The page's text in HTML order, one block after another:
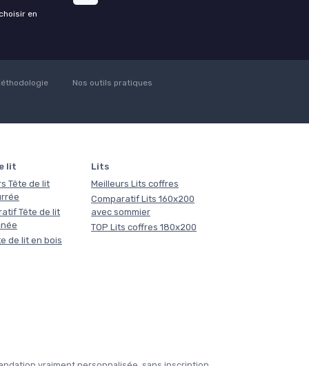
en
Nos outils pratiques
lit
Tête de lit
Tête de lit
de lit en bois
Lits
Meilleurs Lits coffres
Comparatif Lits 160x200
avec sommier
TOP Lits coffres 180x200